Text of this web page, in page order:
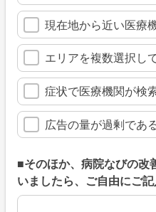
現在地から近い医療
エリアを複数選択し
症状で医療機関が検
広告の量が過剰であ
■そのほか、病院なびの改
いましたら、ご自由にご
■そのほか、病院なびの改